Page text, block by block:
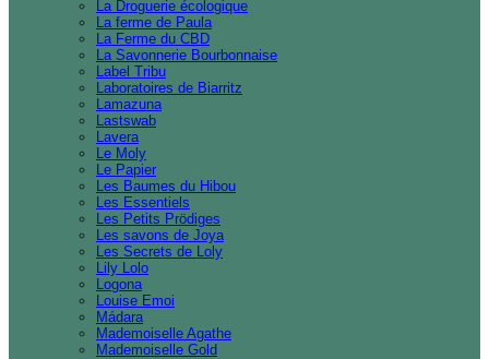
La Droguerie écologique
La ferme de Paula
La Ferme du CBD
La Savonnerie Bourbonnaise
Label Tribu
Laboratoires de Biarritz
Lamazuna
Lastswab
Lavera
Le Moly
Le Papier
Les Baumes du Hibou
Les Essentiels
Les Petits Prödiges
Les savons de Joya
Les Secrets de Loly
Lily Lolo
Logona
Louise Emoi
Mádara
Mademoiselle Agathe
Mademoiselle Gold